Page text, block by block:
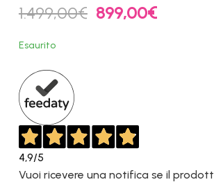
1.499,00€ Il
prezzo
899,00€Il
Esaurito
4,9/5
Vuoi ricevere una notifica se il